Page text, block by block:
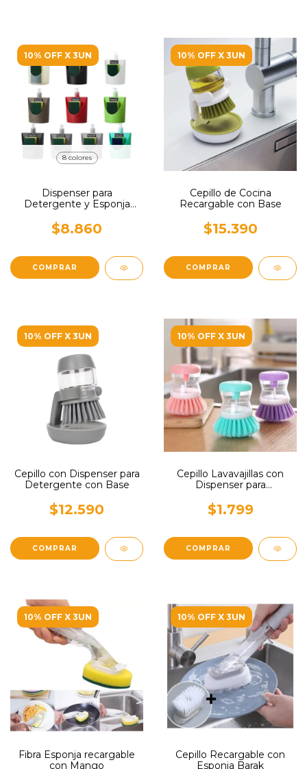
10% OFF X 3UN
8 colores
Dispenser para
Detergente y Esponja
$8.860
COMPRAR
10% OFF X 3UN
Cepillo de Cocina
Recargable con Base
$15.390
10% OFF X 3UN
Cepillo con Dispenser para
Detergente con Base
$12.590
10% OFF X 3UN
Cepillo Lavavajillas con
Dispenser para
$1.799
10% OFF X 3UN
Fibra Esponja recargable
con Mango
10% OFF X 3UN
Cepillo Recargable con
Esponja Barak